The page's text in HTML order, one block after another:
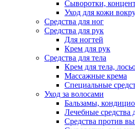
Сыворотки,
Уход для кожи
Средства для ног
Средства для рук
Для ногтей
Крем для рук
Средства для тела
Крем для тела,
Массажные крема
Специальные
Уход за волосами
Бальзамы,
Лечебные средства
Средства против